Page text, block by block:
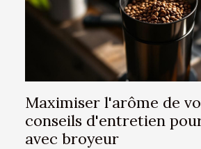
Maximiser l'arôme de
conseils d'entretien
avec broyeur